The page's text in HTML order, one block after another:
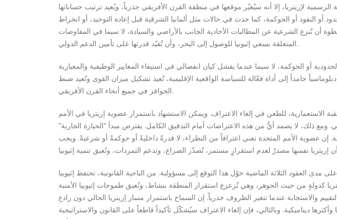
لإريتريا، إلا أنه سيُغيّر موقعها في منطقة القرن الأفريقي جذرياً، ويُعيد ترتيب حساباتها
أو النفوذ أو الحوكمة، كما حدث في حالات مثل ألمانيا الشرقية قبل إعادة التوحيد، أو انخراط
أن تُنزع الشرعية عن المطالبات الأحادية الجانب بالأراضي والسيادة، لا سيما في المفاوضات
المتعلقة بسعي إثيوبيا للوصول إلى البحر، وأن تُقيّد قدرتها على تأمين الدعم الدولي.
أو الحوكمة، لا سيما عندما يفشل كيان انفصالي في استيفاء المعايير الوظيفية والمعيارية
جامداً إلى أداة فعّالة للسياسة الواقعية الإقليمية، تُعيد تشكيل ميزان القوى وتُعيد ضبط
الحوافز في جميع أنحاء القرن الأفريقي.
الاستعمارية، للطعن في إلغاء الاعتراف. ويمكن الاستشهاد باستمرار عضوية إريتريا في الأمم
ذلك، لا يصمد أيٌّ من هذه الاعتراضات أمام التدقيق الكامل. يفترض مبدأ “الحيازة الجارية”
إن عضوية الأمم المتحدة تعني اعترافاً من النظراء، لا قدرةً داخليةً أو حوكمةً أو شرعيةً. ويجب
إلا أن سلوك إريتريا على مدى العقود الثلاثة الماضية حوّل هذا التوقع إلى مسؤولية. من الناحية القانونية، تحتفظ إثيوبيا
كدولةٍ من حيث الجوهر، وهي تُزعزع استقرار المنطقة بنشاط، وتُعيق طموحات إثيوبيا الأمنية
والاستجابة عندما تتغير الظروف جذرياً. إن السماح باستمرار مسار إريتريا الحالي دون رادع
ديناميكية. وبالتالي، فإن إلغاء الاعتراف سيُشكّل تأكيداً قاطعاً على القانون والاستراتيجية